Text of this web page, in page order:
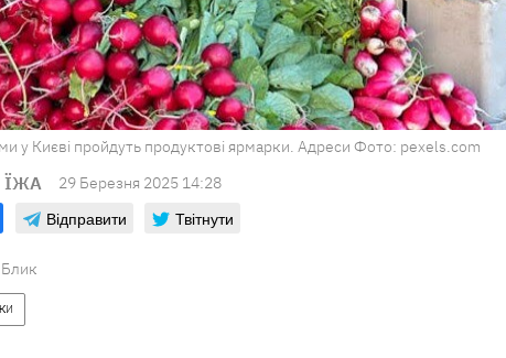
у Києві пройдуть продуктові ярмарки. Адреси Фото: pexels.com
ЇЖА 29 Березня 2025 14:28
Відправити Твітнути